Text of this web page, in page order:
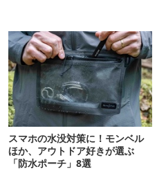
スマホの水没対策に！モンベル
ほか、アウトドア好きが選ぶ
「防水ポーチ」8選